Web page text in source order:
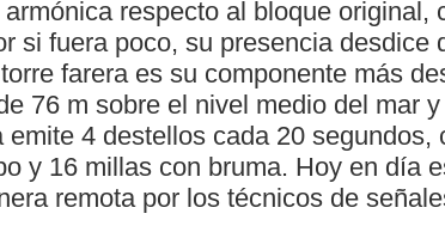
respecto al bloque original,
si fuera poco, su presencia desdice
farera es su componente más
76 m sobre el nivel medio del mar
4 destellos cada 20 segundos,
y 16 millas con bruma. Hoy en día
remota por los técnicos de